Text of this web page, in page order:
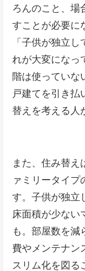
ろんのこと、場
すことが必要に
「子供が独立
れが大変になっ
階は使っていな
戸建てを引き払
替えを考える人
また、住み替え
ァミリータイプ
す。子供が独立
床面積が少ない
も。部屋数を減
費やメンテナン
スリム化を図る